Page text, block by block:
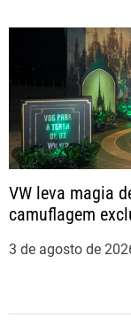
VW leva magia
camuflagem
3 de agosto de